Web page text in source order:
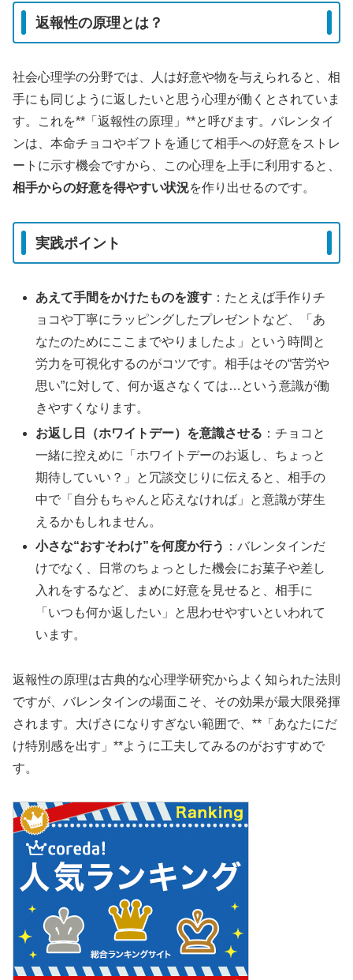
返報性の原理とは？
社会心理学の分野では、人は好意や物を与えられると、相
手にも同じように返したいと思う心理が働くとされていま
す。これを**「返報性の原理」**と呼びます。バレンタイ
ンは、本命チョコやギフトを通じて相手への好意をストレ
ートに示す機会ですから、この心理を上手に利用すると、
相手からの好意を得やすい状況を作り出せるのです。
実践ポイント
あえて手間をかけたものを渡す ：たとえば手作りチ
ョコや丁寧にラッピングしたプレゼントなど、「あ
なたのためにここまでやりましたよ」という時間と
労力を可視化するのがコツです。相手はその“苦労や
思い”に対して、何か返さなくては…という意識が働
きやすくなります。
お返し日（ホワイトデー）を意識させる ：チョコと
一緒に控えめに「ホワイトデーのお返し、ちょっと
期待していい？」と冗談交じりに伝えると、相手の
中で「自分もちゃんと応えなければ」と意識が芽生
えるかもしれません。
小さな“おすそわけ”を何度か行う ：バレンタインだ
けでなく、日常のちょっとした機会にお菓子や差し
入れをするなど、まめに好意を見せると、相手に
「いつも何か返したい」と思わせやすいといわれて
います。
返報性の原理は古典的な心理学研究からよく知られた法則
ですが、バレンタインの場面こそ、その効果が最大限発揮
されます。大げさになりすぎない範囲で、**「あなたにだ
け特別感を出す」**ように工夫してみるのがおすすめで
す。